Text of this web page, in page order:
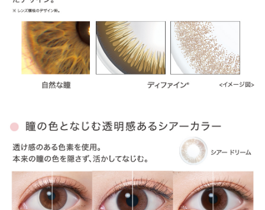
OTHER COLOR
その他のカラー
» アクセントスタイル